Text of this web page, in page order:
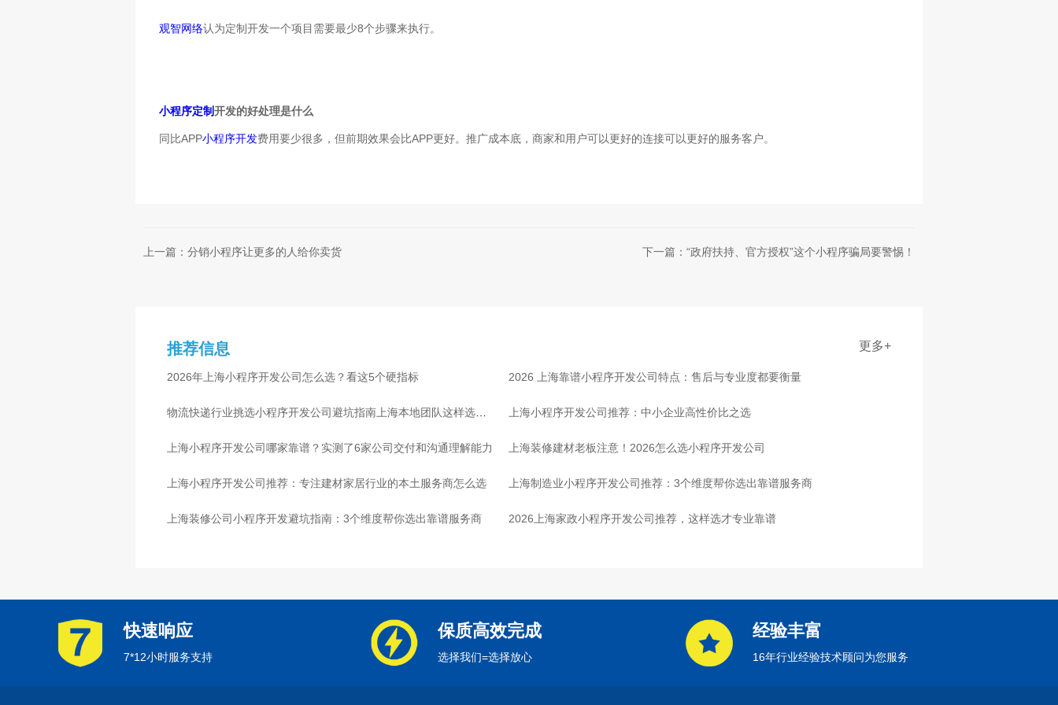
观智网络认为定制开发一个项目需要最少8个步骤来执行。
小程序定制 开发的好处理是什么
同比APP小程序开发费用要少很多，但前期效果会比APP更好。推广成本底，商家和用户可以更好的连接可以更好的服务客户。
上一篇：分销小程序让更多的人给你卖货 下一篇：“政府扶持、官方授权”这个小程序骗局要警惕！
推荐信息 更多+
2026年上海小程序开发公司怎么选？看这5个硬指标 2026 上海靠谱小程序开发公司特点：售后与专业度都要衡量
物流快递行业挑选小程序开发公司避坑指南上海本地团队这样选放
心
上海小程序开发公司推荐：中小企业高性价比之选
上海小程序开发公司哪家靠谱？实测了6家公司交付和沟通理解能力 上海装修建材老板注意！2026怎么选小程序开发公司
上海小程序开发公司推荐：专注建材家居行业的本土服务商怎么选 上海制造业小程序开发公司推荐：3个维度帮你选出靠谱服务商
上海装修公司小程序开发避坑指南：3个维度帮你选出靠谱服务商 2026上海家政小程序开发公司推荐，这样选才专业靠谱
快速响应
7*12小时服务支持
保质高效完成
选择我们=选择放心
经验丰富
16年行业经验技术顾问为您服务